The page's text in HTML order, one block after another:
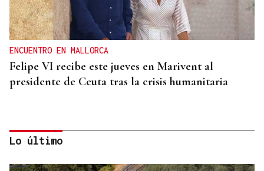
ENCUENTRO EN MALLORCA
Felipe VI recibe este jueves en Marivent al
presidente de Ceuta tras la crisis humanitaria
Lo último